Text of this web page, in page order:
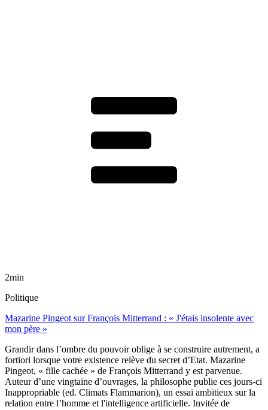
2min
Politique
Mazarine Pingeot sur François Mitterrand : « J'étais insolente avec
mon père »
Grandir dans l’ombre du pouvoir oblige à se construire autrement, a
fortiori lorsque votre existence relève du secret d’Etat. Mazarine
Pingeot, « fille cachée » de François Mitterrand y est parvenue.
Auteur d’une vingtaine d’ouvrages, la philosophe publie ces jours-ci
Inappropriable (ed. Climats Flammarion), un essai ambitieux sur la
relation entre l’homme et l'intelligence artificielle. Invitée de